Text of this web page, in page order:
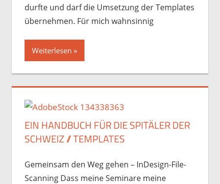
durfte und darf die Umsetzung der Templates
übernehmen. Für mich wahnsinnig
Weiterlesen
EIN HANDBUCH FÜR DIE SPITÄLER DER
SCHWEIZ // TEMPLATES
Gemeinsam den Weg gehen – InDesign-File-
Scanning Dass meine Seminare meine